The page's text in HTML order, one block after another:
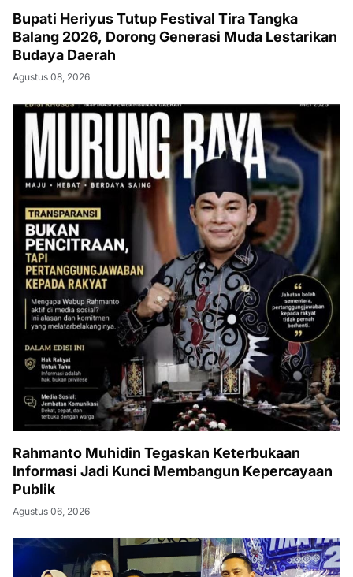
Bupati Heriyus Tutup Festival Tira Tangka
Balang 2026, Dorong Generasi Muda Lestarikan
Budaya Daerah
Agustus 08, 2026
Rahmanto Muhidin Tegaskan Keterbukaan
Informasi Jadi Kunci Membangun Kepercayaan
Publik
Agustus 06, 2026